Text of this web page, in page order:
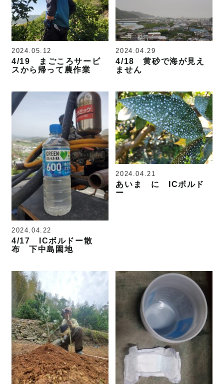
2024.05.12
4/19 まごころサービ
スから帰って農作業
2024.04.29
4/18 黄砂で海が見え
ません
2024.04.22
4/17 ICボルドー散
布 下中島園地
2024.04.21
あいま に ICボルド
ー